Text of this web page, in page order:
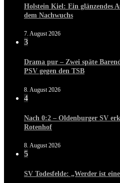
Holstein Kiel: Ein glänzendes
dem Nachwuchs
7. August 2026
3
Drama pur – Zwei späte
PSV gegen den TSB
8. August 2026
4
Nach 0:2 – Oldenburger SV
Rotenhof
8. August 2026
5
SV Todesfelde: „Werder ist